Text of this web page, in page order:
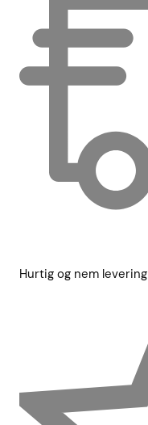
Hurtig og nem levering